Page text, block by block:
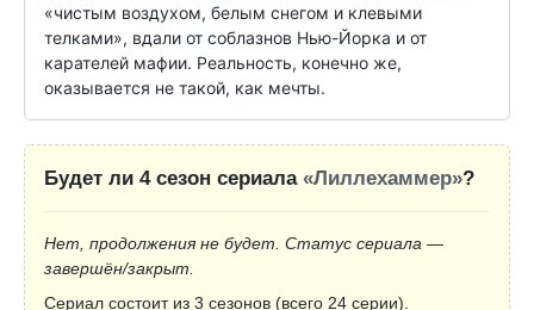
«чистым воздухом, белым снегом и клевыми
телками», вдали от соблазнов Нью-Йорка и от
карателей мафии. Реальность, конечно же,
оказывается не такой, как мечты.
Будет ли 4 сезон сериала «Лиллехаммер»?
Нет, продолжения не будет. Статус сериала —
завершён/закрыт.
Сериал состоит из 3 сезонов (всего 24 серии).